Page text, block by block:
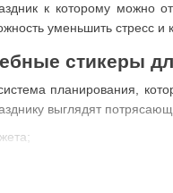
к которому можно
уменьшить стресс и
стикеры
планирования,
выглядят